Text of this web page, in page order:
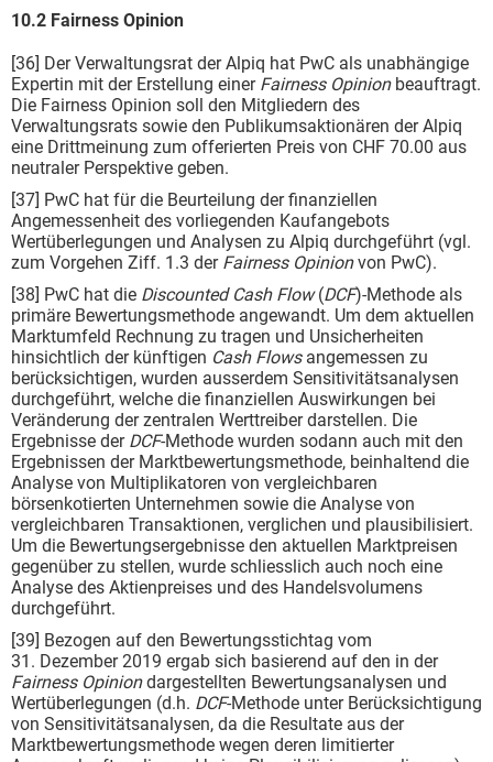
10.2 Fairness Opinion
[36] Der Verwaltungsrat der Alpiq hat PwC als unabhängige
Expertin mit der Erstellung einer Fairness Opinionbeauftragt.
Die Fairness Opinion soll den Mitgliedern des
Verwaltungsrats sowie den Publikumsaktionären der Alpiq
eine Drittmeinung zum offerierten Preis von CHF 70.00 aus
neutraler Perspektive geben.
[37] PwC hat für die Beurteilung der finanziellen
Angemessenheit des vorliegenden Kaufangebots
Wertüberlegungen und Analysen zu Alpiq durchgeführt (vgl.
zum Vorgehen Ziff. 1.3 der Fairness Opinion von PwC).
[38] PwC hat die Discounted Cash Flow(DCF)-Methode als
primäre Bewertungsmethode angewandt. Um dem aktuellen
Marktumfeld Rechnung zu tragen und Unsicherheiten
hinsichtlich der künftigen Cash Flowsangemessen zu
berücksichtigen, wurden ausserdem Sensitivitätsanalysen
durchgeführt, welche die finanziellen Auswirkungen bei
Veränderung der zentralen Werttreiber darstellen. Die
Ergebnisse der DCF-Methode wurden sodann auch mit den
Ergebnissen der Marktbewertungsmethode, beinhaltend die
Analyse von Multiplikatoren von vergleichbaren
börsenkotierten Unternehmen sowie die Analyse von
vergleichbaren Transaktionen, verglichen und plausibilisiert.
Um die Bewertungsergebnisse den aktuellen Marktpreisen
gegenüber zu stellen, wurde schliesslich auch noch eine
Analyse des Aktienpreises und des Handelsvolumens
durchgeführt.
[39] Bezogen auf den Bewertungsstichtag vom
31. Dezember 2019 ergab sich basierend auf den in der
Fairness Opiniondargestellten Bewertungsanalysen und
Wertüberlegungen (d.h. DCF-Methode unter Berücksichtigung
von Sensitivitätsanalysen, da die Resultate aus der
Marktbewertungsmethode wegen deren limitierter